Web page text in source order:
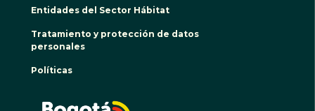
Entidades del Sector Hábitat
Tratamiento y protección de datos
personales
Políticas